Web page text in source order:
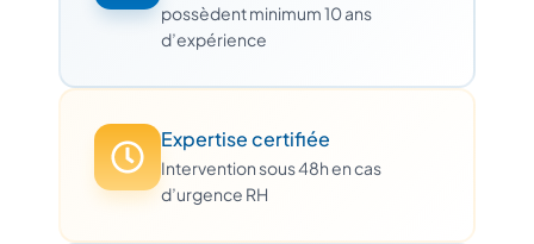
possèdent minimum 10 ans
d’expérience
Expertise certifiée
Intervention sous 48h en cas
d’urgence RH